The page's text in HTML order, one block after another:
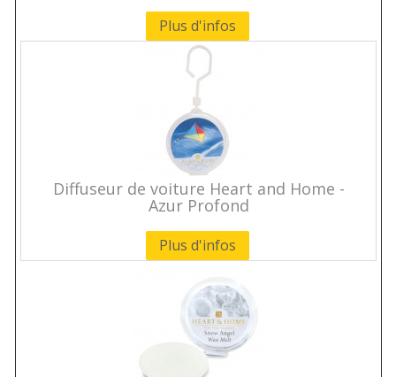
Plus d'infos
Diffuseur de voiture Heart and Home -
Azur Profond
Plus d'infos